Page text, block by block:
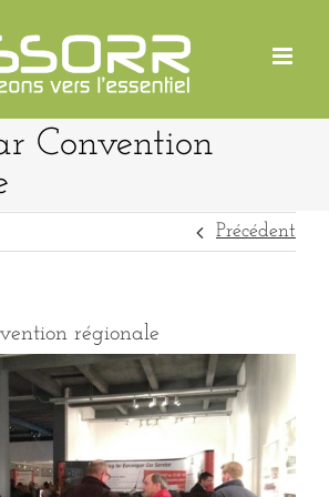
Convention
Précédent
régionale